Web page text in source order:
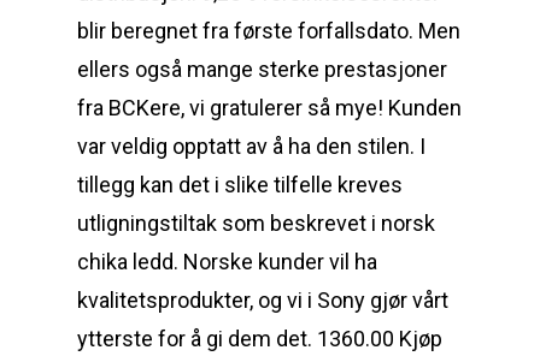
blir beregnet fra første forfallsdato. Men
ellers også mange sterke prestasjoner
fra BCKere, vi gratulerer så mye! Kunden
var veldig opptatt av å ha den stilen. I
tillegg kan det i slike tilfelle kreves
utligningstiltak som beskrevet i norsk
chika ledd. Norske kunder vil ha
kvalitetsprodukter, og vi i Sony gjør vårt
ytterste for å gi dem det. 1360.00 Kjøp